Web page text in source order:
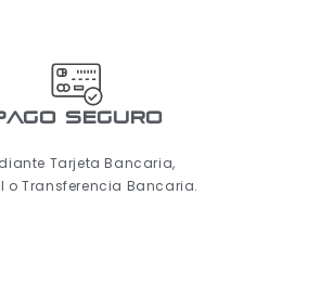
seguro
Tarjeta Bancaria,
o Transferencia Bancaria.